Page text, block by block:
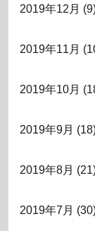
2019年12月
2019年11月
2019年10月
2019年9月
2019年8月
2019年7月